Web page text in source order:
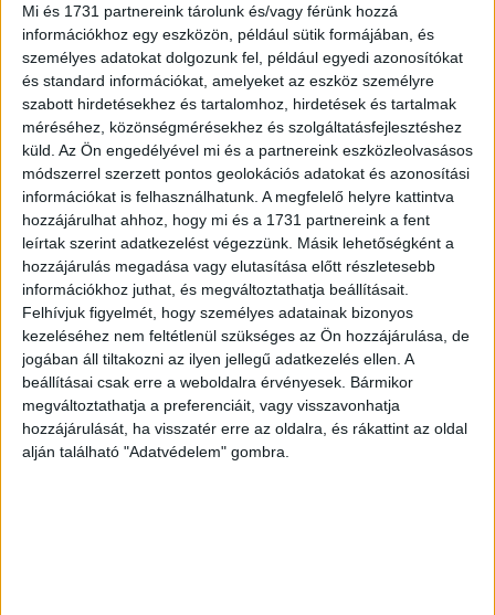
Mi és 1731 partnereink tárolunk és/vagy férünk hozzá
információkhoz egy eszközön, például sütik formájában, és
személyes adatokat dolgozunk fel, például egyedi azonosítókat
és standard információkat, amelyeket az eszköz személyre
szabott hirdetésekhez és tartalomhoz, hirdetések és tartalmak
méréséhez, közönségmérésekhez és szolgáltatásfejlesztéshez
küld. Az Ön engedélyével mi és a partnereink eszközleolvasásos
módszerrel szerzett pontos geolokációs adatokat és azonosítási
információkat is felhasználhatunk. A megfelelő helyre kattintva
hozzájárulhat ahhoz, hogy mi és a 1731 partnereink a fent
leírtak szerint adatkezelést végezzünk. Másik lehetőségként a
hozzájárulás megadása vagy elutasítása előtt részletesebb
információkhoz juthat, és megváltoztathatja beállításait.
Felhívjuk figyelmét, hogy személyes adatainak bizonyos
kezeléséhez nem feltétlenül szükséges az Ön hozzájárulása, de
jogában áll tiltakozni az ilyen jellegű adatkezelés ellen. A
beállításai csak erre a weboldalra érvényesek. Bármikor
megváltoztathatja a preferenciáit, vagy visszavonhatja
hozzájárulását, ha visszatér erre az oldalra, és rákattint az oldal
alján található "Adatvédelem" gombra.